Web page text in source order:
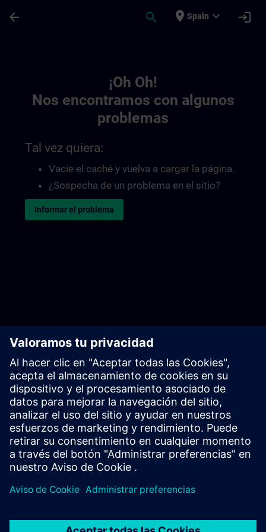
arrow_back search place Spain expand_more login
¡Oh Oh!
Nos encontramos con algunos
problemas
Tal vez quiera:
Vacíe el caché y vuelva a cargar la página.
¿Sospecha de un problema en el sitio?
Informar el problema